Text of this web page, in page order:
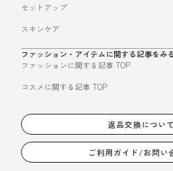
セットアップ
スキンケア
ファッション・アイテムに関する記事をみる
ファッションに関する記事 TOP
コスメに関する記事 TOP
返品交換について
ご利用ガイド/お問い